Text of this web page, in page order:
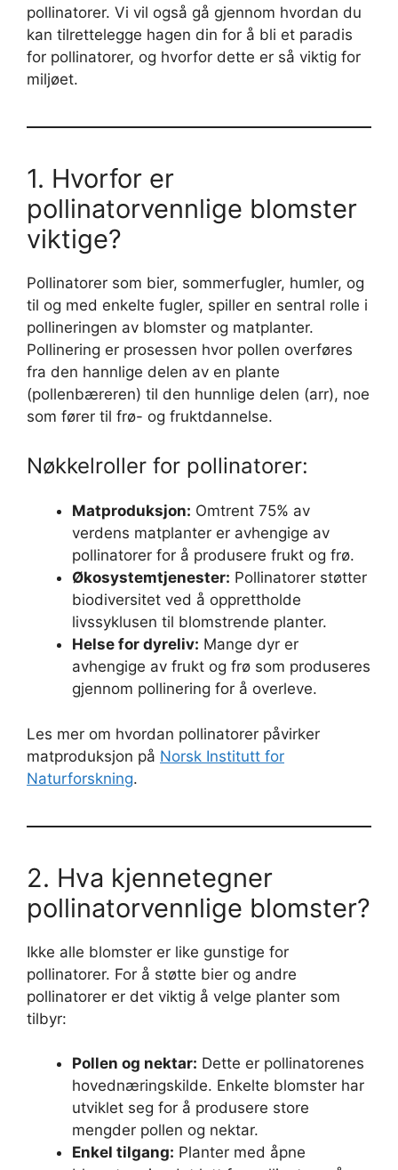
pollinatorer. Vi vil også gå gjennom hvordan du
kan tilrettelegge hagen din for å bli et paradis
for pollinatorer, og hvorfor dette er så viktig for
miljøet.
1. Hvorfor er
pollinatorvennlige blomster
viktige?
Pollinatorer som bier, sommerfugler, humler, og
til og med enkelte fugler, spiller en sentral rolle i
pollineringen av blomster og matplanter.
Pollinering er prosessen hvor pollen overføres
fra den hannlige delen av en plante
(pollenbæreren) til den hunnlige delen (arr), noe
som fører til frø- og fruktdannelse.
Nøkkelroller for pollinatorer:
Matproduksjon: Omtrent 75% av
verdens matplanter er avhengige av
pollinatorer for å produsere frukt og frø.
Økosystemtjenester: Pollinatorer støtter
biodiversitet ved å opprettholde
livssyklusen til blomstrende planter.
Helse for dyreliv: Mange dyr er
avhengige av frukt og frø som produseres
gjennom pollinering for å overleve.
Les mer om hvordan pollinatorer påvirker
matproduksjon på Norsk Institutt for
Naturforskning.
2. Hva kjennetegner
pollinatorvennlige blomster?
Ikke alle blomster er like gunstige for
pollinatorer. For å støtte bier og andre
pollinatorer er det viktig å velge planter som
tilbyr:
Pollen og nektar: Dette er pollinatorenes
hovednæringskilde. Enkelte blomster har
utviklet seg for å produsere store
mengder pollen og nektar.
Enkel tilgang: Planter med åpne